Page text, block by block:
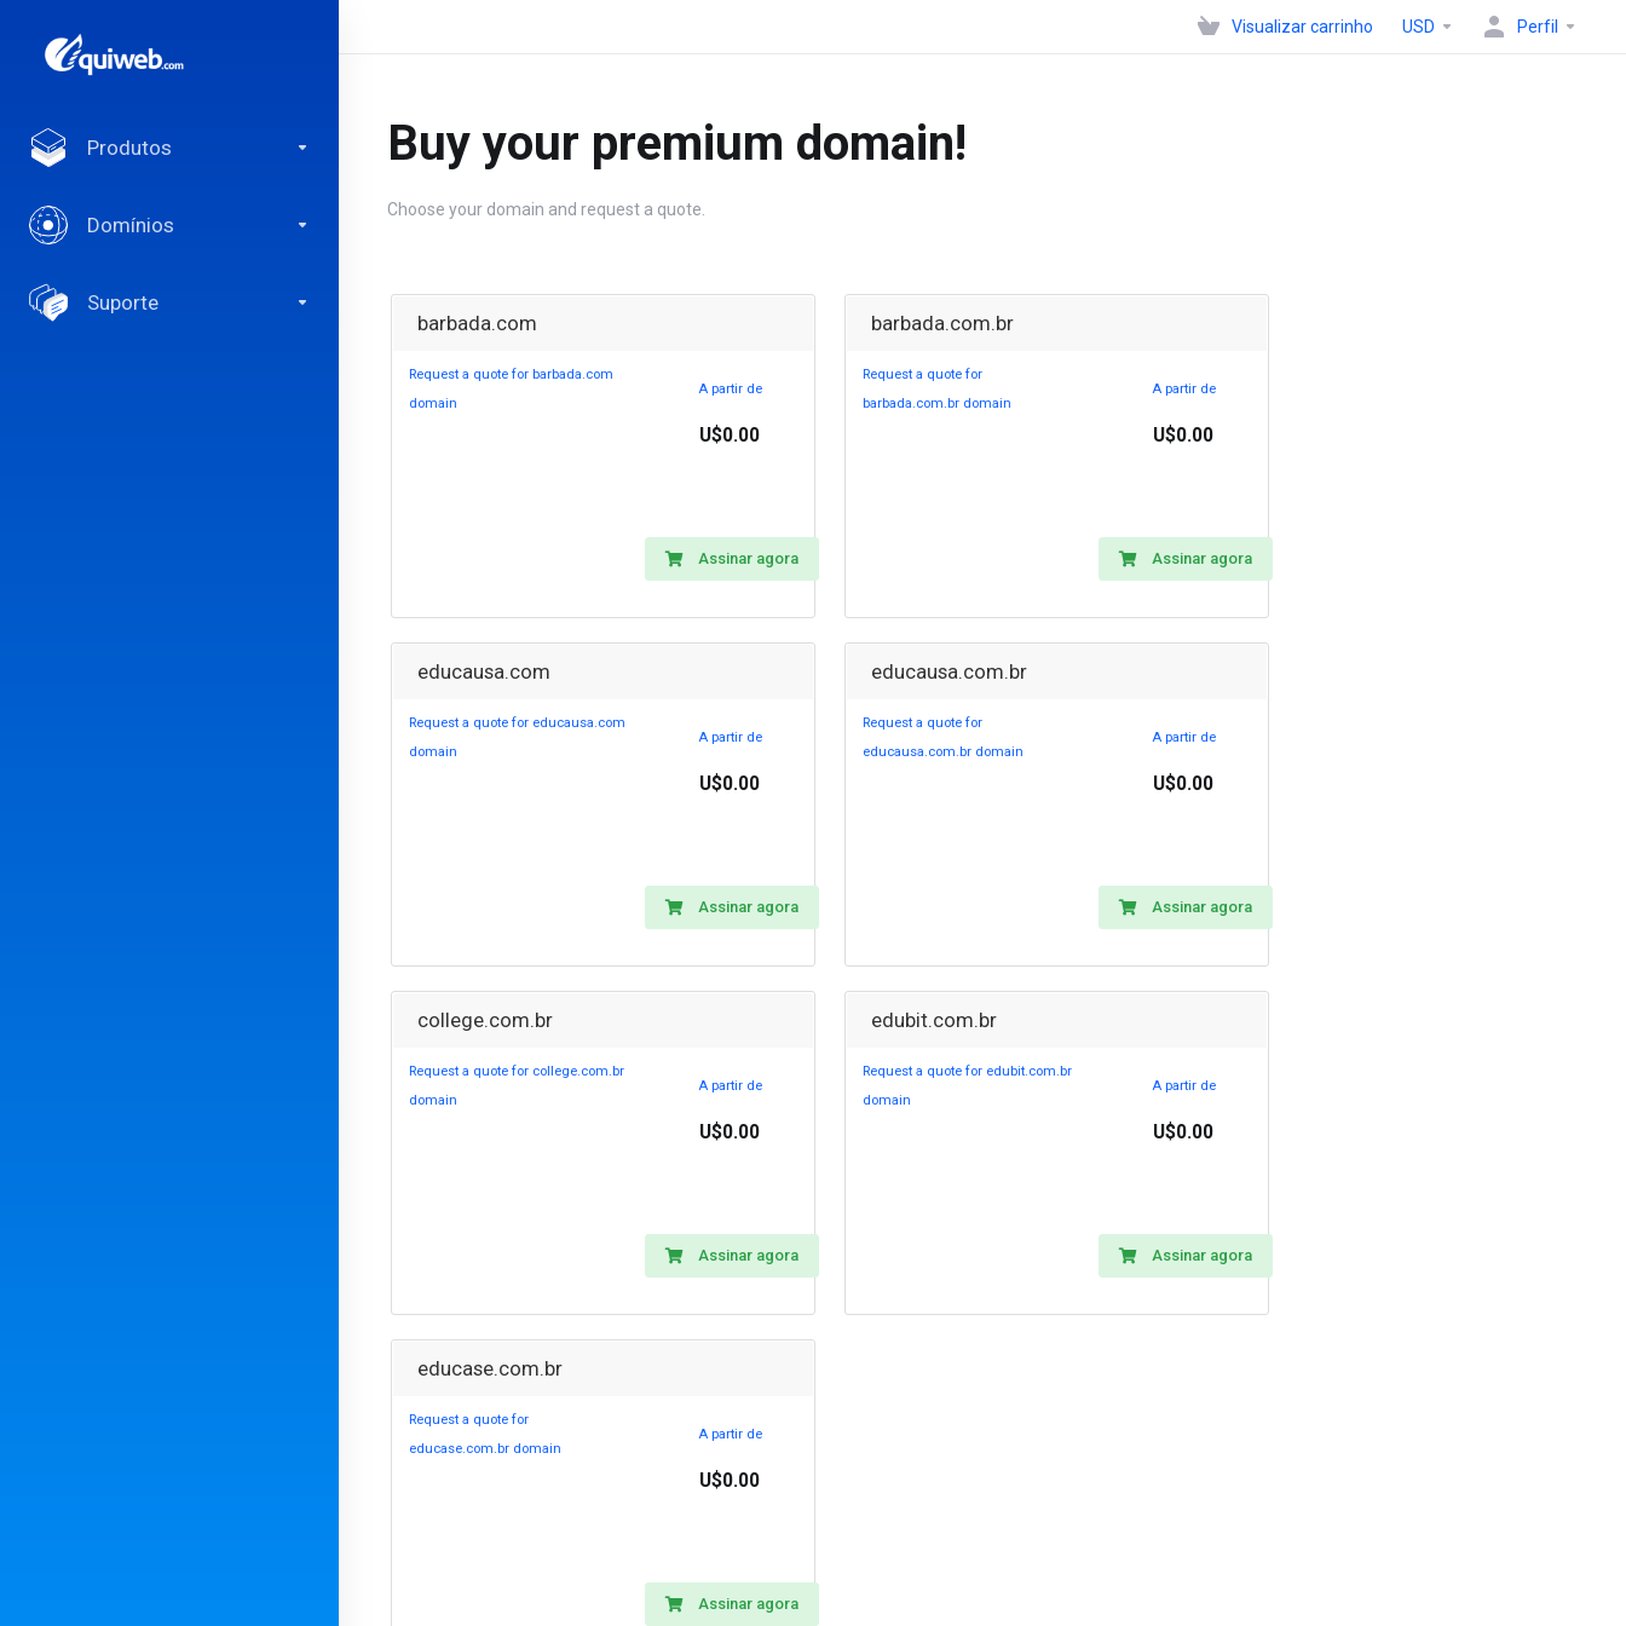
Produtos
Domínios
Suporte
Visualizar carrinho USD Perfil
Buy your premium domain!
Choose your domain and request a quote.
barbada.com
Request a quote for barbada.com
domain
A partir de
U$0.00
Assinar agora
barbada.com.br
Request a quote for
barbada.com.br domain
A partir de
U$0.00
Assinar agora
educausa.com
Request a quote for educausa.com
domain
A partir de
U$0.00
Assinar agora
educausa.com.br
Request a quote for
educausa.com.br domain
A partir de
U$0.00
Assinar agora
college.com.br
Request a quote for college.com.br
domain
A partir de
U$0.00
Assinar agora
edubit.com.br
Request a quote for edubit.com.br
domain
A partir de
U$0.00
Assinar agora
educase.com.br
Request a quote for
educase.com.br domain
A partir de
U$0.00
Assinar agora